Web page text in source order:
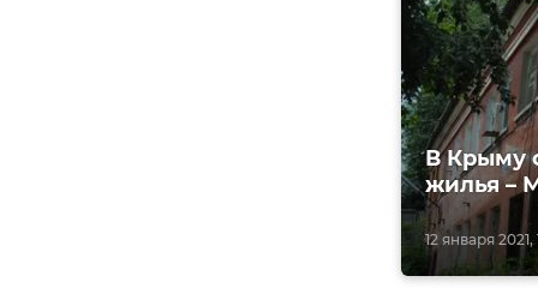
12 января 2021,
В Крыму
жилья –